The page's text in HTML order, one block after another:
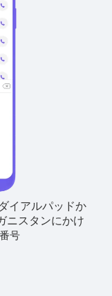
イアルパッドか
ニスタンにかけ
号